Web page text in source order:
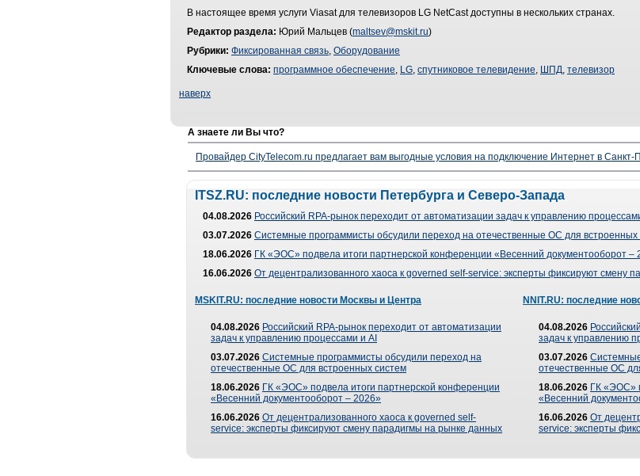
В настоящее время услуги Viasat для телевизоров LG NetCast доступны в нескольких странах.
Редактор раздела: Юрий Мальцев (maltsev@mskit.ru)
Рубрики: Фиксированная связь, Оборудование
Ключевые слова: программное обеспечение, LG, спутниковое телевидение, ШПД, телевизор
наверх
А знаете ли Вы что?
Провайдер CityTelecom.ru предлагает вам выгодные условия на подключение Интернет в Санкт-
ITSZ.RU: последние новости Петербурга и Северо-Запада
04.08.2026 Российский RPA-рынок переходит от автоматизации задач к управлению
03.07.2026 Системные программисты обсудили переход на отечественные ОС для встроенных
18.06.2026 ГК «ЭОС» подвела итоги партнерской конференции «Весенний документооборот –
16.06.2026 От децентрализованного хаоса к governed self-service: эксперты фиксируют смену
MSKIT.RU: последние новости Москвы и Центра
04.08.2026 Российский RPA-рынок переходит от автоматизации
задач к управлению процессами и AI
03.07.2026 Системные программисты обсудили переход на
отечественные ОС для встроенных систем
18.06.2026 ГК «ЭОС» подвела итоги партнерской конференции
«Весенний документооборот – 2026»
16.06.2026 От децентрализованного хаоса к governed self-
service: эксперты фиксируют смену парадигмы на рынке данных
NNIT.RU: последние
04.08.2026
задач к управлению
03.07.2026
отечественные ОС
18.06.2026 ГК «ЭОС»
«Весенний
16.06.2026 От
service: эксперты